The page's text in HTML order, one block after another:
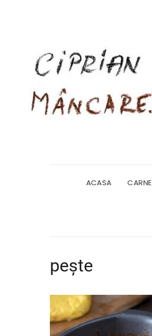
ACASA CARNE
pește